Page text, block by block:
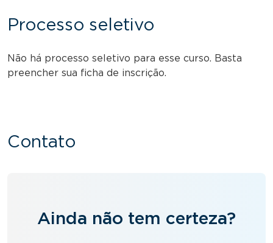
Processo seletivo
Não há processo seletivo para esse curso. Basta
preencher sua ficha de inscrição.
Contato
Ainda não tem certeza?